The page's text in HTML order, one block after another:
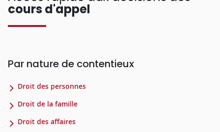
cours d'appel
Par nature de contentieux
Droit des personnes
Droit de la famille
Droit des affaires